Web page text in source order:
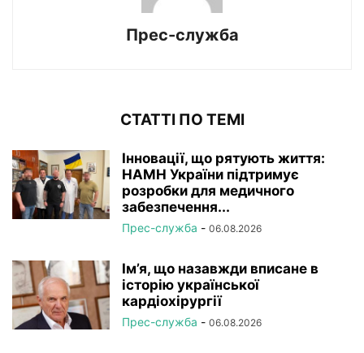
Прес-служба
СТАТТІ ПО ТЕМІ
Інновації, що рятують життя:
НАМН України підтримує
розробки для медичного
забезпечення...
Прес-служба - 06.08.2026
Ім’я, що назавжди вписане в
історію української
кардіохірургії
Прес-служба - 06.08.2026